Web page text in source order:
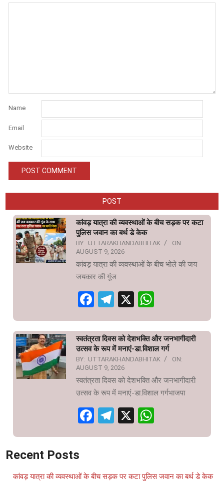
Name
Email
Website
POST
कांवड़ यात्रा की व्यवस्थाओं के बीच सड़क पर कटा
पुलिस जवान का बर्थ डे केक
BY: UTTARAKHANDABHITAK
ON:
AUGUST 9, 2026
कांवड़ यात्रा की व्यवस्थाओं के बीच भोले की जय
जयकार की गूंज
Facebook
Telegram
X
स्वतंत्रता दिवस को देशभक्ति और जनभागीदारी
उत्सव के रूप में मनाएं-डा.विशाल गर्ग
BY: UTTARAKHANDABHITAK
ON:
AUGUST 9, 2026
स्वतंत्रता दिवस को देशभक्ति और जनभागीदारी
उत्सव के रूप में मनाएं-डा.विशाल गर्गभाजपा
Facebook
Telegram
X
Recent Posts
कांवड़ यात्रा की व्यवस्थाओं के बीच सड़क पर कटा पुलिस जवान का बर्थ डे केक